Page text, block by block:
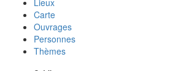
Carte
Ouvrages
Personnes
Thèmes